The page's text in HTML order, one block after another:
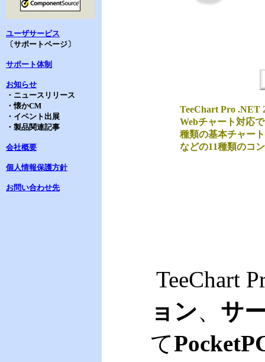
ユーザサービス
〔サポートページ〕
サポート体制
お知らせ
・ニュースリリース
・懐かCM
・イベント出展
・製品関連記事
会社概要
個人情報保護方針
お問い合わせ先
TeeChart Pro .NET
Webチャート対応
種類の基本チャー
などの11種類のコ
TeeChart
ョン、 サ
て